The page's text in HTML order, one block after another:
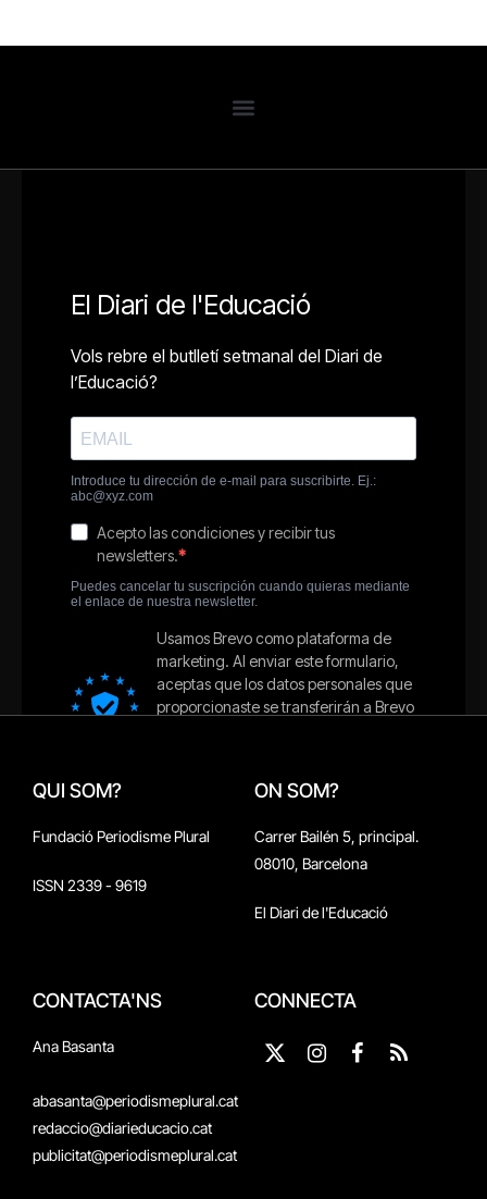
QUI SOM?
Fundació Periodisme Plural
ISSN 2339 - 9619
ON SOM?
Carrer Bailén 5, principal.
08010, Barcelona
El Diari de l'Educació
CONTACTA'NS
Ana Basanta
abasanta@periodismeplural.cat
redaccio@diarieducacio.cat
publicitat@periodismeplural.cat
CONNECTA
X
Instagram
Facebook
RSS